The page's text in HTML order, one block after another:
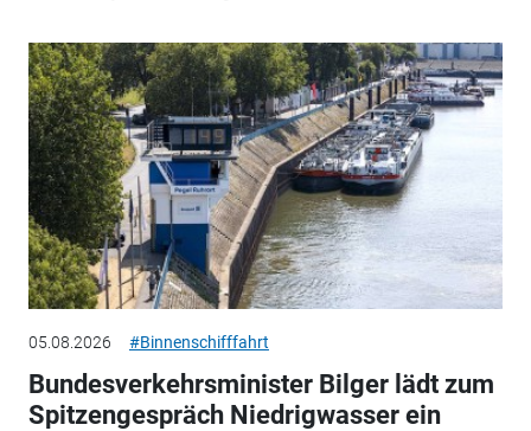
05.08.2026 #Binnenschifffahrt
Bundesverkehrsminister Bilger lädt zum
Spitzengespräch Niedrigwasser ein